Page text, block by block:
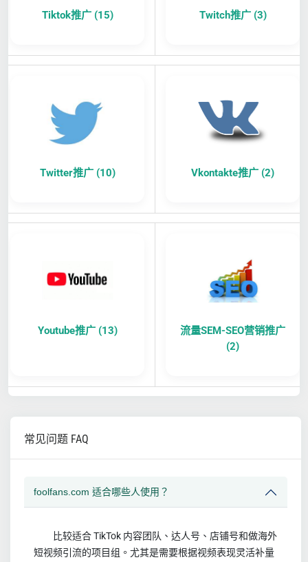
Tiktok推广 (15) Twitch推广 (3)
Twitter推广 (10) Vkontakte推广 (2)
Youtube推广 (13)
流量SEM-SEO营销推广
(2)
常见问题 FAQ
foolfans.com 适合哪些人使用？
比较适合 TikTok 内容团队、达人号、店铺号和做海外
短视频引流的项目组。尤其是需要根据视频表现灵活补量